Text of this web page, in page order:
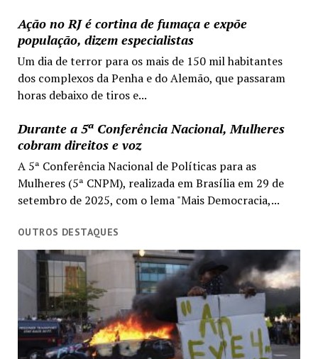
Ação no RJ é cortina de fumaça e expõe
população, dizem especialistas
Um dia de terror para os mais de 150 mil habitantes
dos complexos da Penha e do Alemão, que passaram
horas debaixo de tiros e...
Durante a 5ª Conferência Nacional, Mulheres
cobram direitos e voz
A 5ª Conferência Nacional de Políticas para as
Mulheres (5ª CNPM), realizada em Brasília em 29 de
setembro de 2025, com o lema "Mais Democracia,...
OUTROS DESTAQUES